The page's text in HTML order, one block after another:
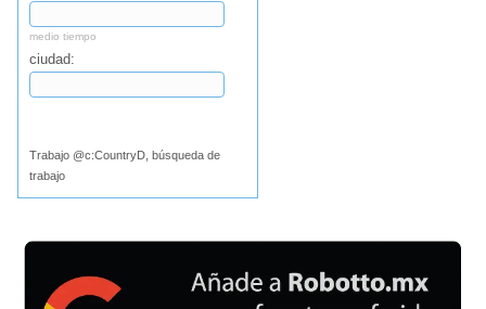
medio tiempo
ciudad:
Trabajo @c:CountryD, búsqueda de
trabajo